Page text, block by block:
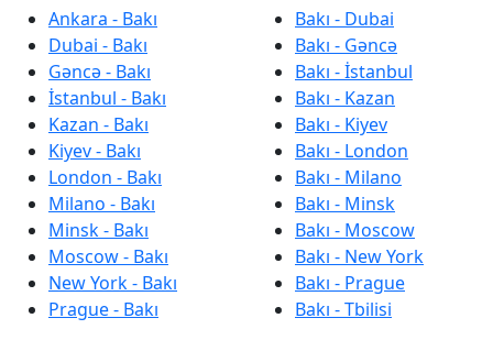
Ankara - Bakı
Dubai - Bakı
Gəncə - Bakı
İstanbul - Bakı
Kazan - Bakı
Kiyev - Bakı
London - Bakı
Milano - Bakı
Minsk - Bakı
Moscow - Bakı
New York - Bakı
Prague - Bakı
Bakı - Dubai
Bakı - Gəncə
Bakı - İstanbul
Bakı - Kazan
Bakı - Kiyev
Bakı - London
Bakı - Milano
Bakı - Minsk
Bakı - Moscow
Bakı - New York
Bakı - Prague
Bakı - Tbilisi